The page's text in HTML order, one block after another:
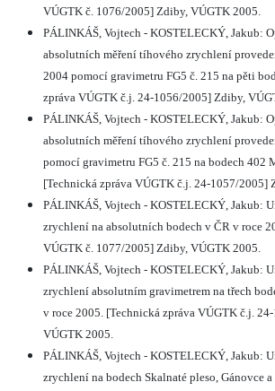
VÚGTK č. 1076/2005] Zdiby, VÚGTK 2005.
PÁLINKÁŠ, Vojtech - KOSTELECKÝ, Jakub:
absolutních měření tíhového zrychlení
2004 pomocí gravimetru FG5 č. 215 na pěti
zpráva VÚGTK č.j. 24-1056/2005] Zdiby,
PÁLINKÁŠ, Vojtech - KOSTELECKÝ, Jakub:
absolutních měření tíhového zrychlení
pomocí gravimetru FG5 č. 215 na bodech 402
[Technická zpráva VÚGTK č.j. 24-1057/2005]
PÁLINKÁŠ, Vojtech - KOSTELECKÝ, Jakub:
zrychlení na absolutních bodech v ČR v roce
VÚGTK č. 1077/2005] Zdiby, VÚGTK 2005.
PÁLINKÁŠ, Vojtech - KOSTELECKÝ, Jakub:
zrychlení absolutním gravimetrem na třech
v roce 2005. [Technická zpráva VÚGTK č.j.
VÚGTK 2005.
PÁLINKÁŠ, Vojtech - KOSTELECKÝ, Jakub:
zrychlení na bodech Skalnaté pleso, Gánovce